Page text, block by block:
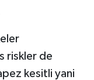
riskler de
kesitli yani